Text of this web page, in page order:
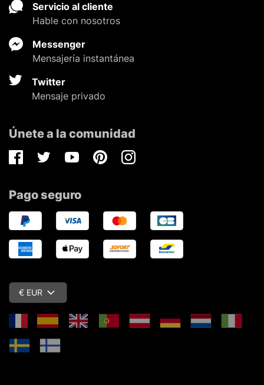
Servicio al cliente
Hable con nosotros
Messenger
Mensajería instantánea
Twitter
Mensaje privado
Únete a la comunidad
FacebookTwitterYoutubePinterestInstagram
Pago seguro
€ EUR